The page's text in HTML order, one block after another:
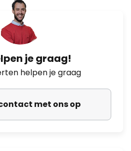
je graag!
helpen je graag
met ons op